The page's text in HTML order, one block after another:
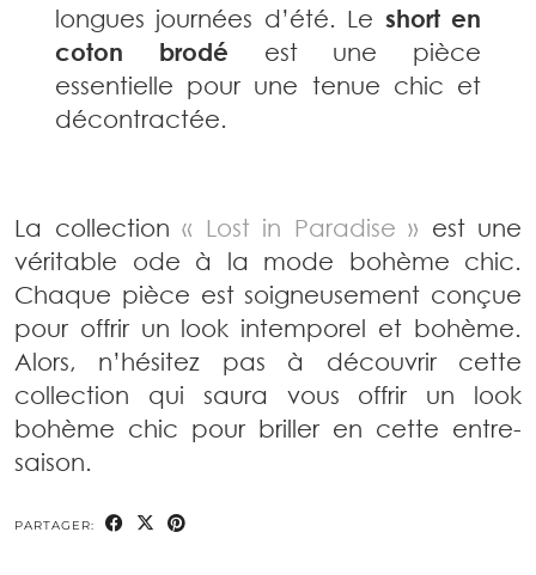
longues journées d’été. Le short en
coton brodé est une pièce
essentielle pour une tenue chic et
décontractée.
La collection « Lost in Paradise » est une
véritable ode à la mode bohème chic.
Chaque pièce est soigneusement conçue
pour offrir un look intemporel et bohème.
Alors, n’hésitez pas à découvrir cette
collection qui saura vous offrir un look
bohème chic pour briller en cette entre-
saison.
PARTAGER: